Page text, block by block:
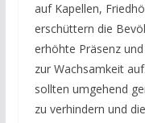
auf Kapellen,
erschüttern die
erhöhte Präsenz
zur Wachsamkeit
sollten umgehend
zu verhindern und